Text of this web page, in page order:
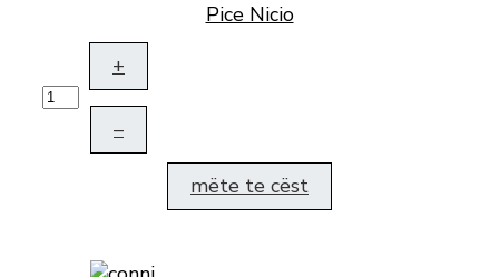
Pice Nicio
+
–
mëte te cëst